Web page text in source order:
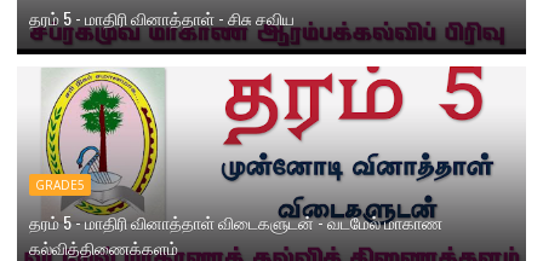
தரம் 5 - மாதிரி வினாத்தாள் - சிசு சவிய
GRADE5
தரம் 5 - மாதிரி வினாத்தாள் விடைகளுடன் - வடமேல் மாகாண
கல்வித்திணைக்களம்